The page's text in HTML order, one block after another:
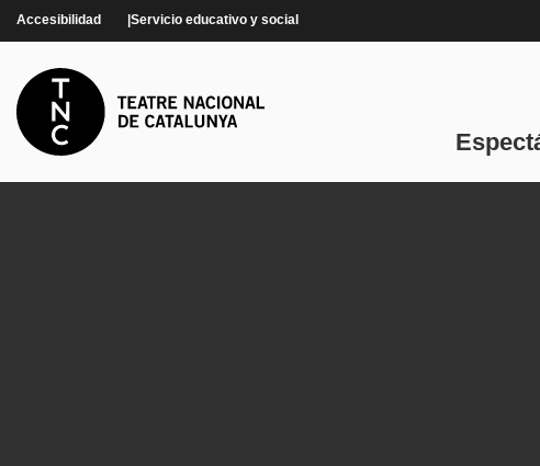
Accesibilidad Servicio educativo y social